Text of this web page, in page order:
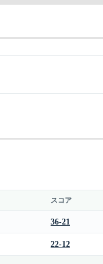
スコア
36-21
22-12